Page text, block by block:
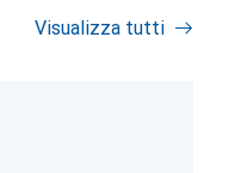
Visualizza tutti